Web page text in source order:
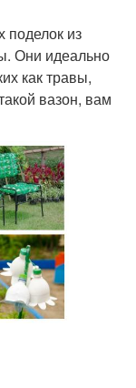
из
Они идеально
как травы,
вазон, вам